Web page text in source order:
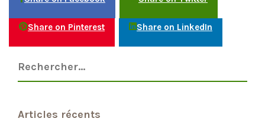
Share on Pinterest Share on LinkedIn
Articles récents